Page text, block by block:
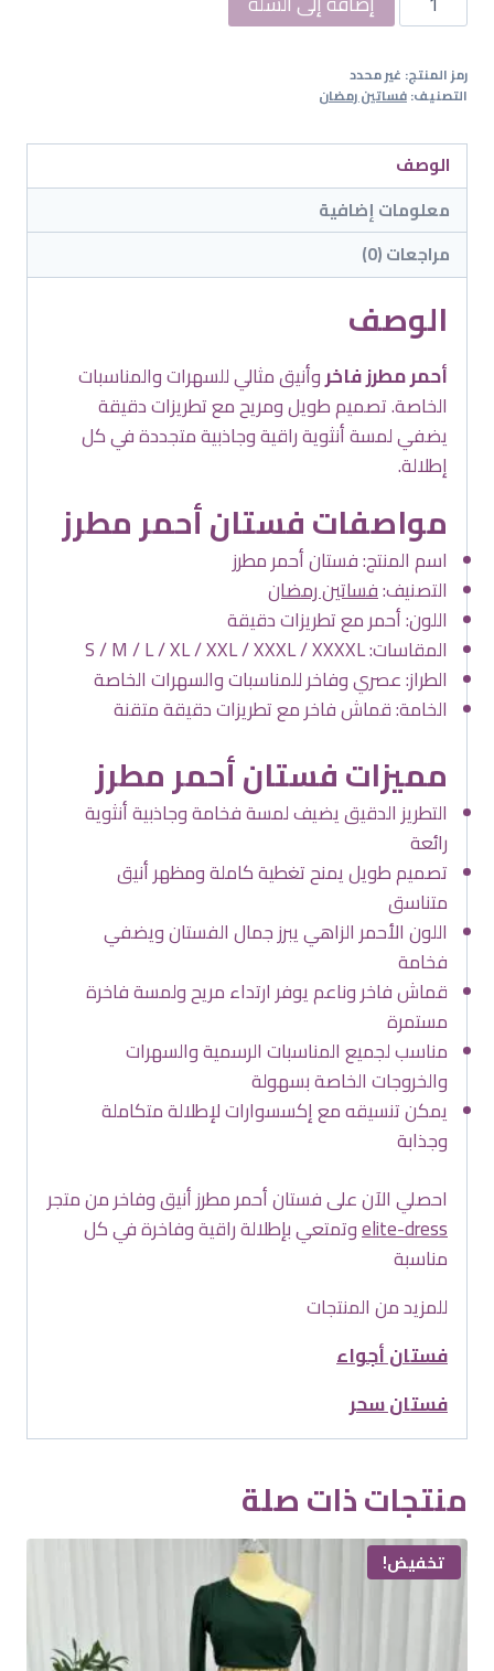
فستان
رمز المنتج: غير محدد
التصنيف:فساتين رمضان
الوصف
معلومات إضافية
مراجعات (0)
الوصف
أحمر مطرز فاخروأنيق مثالي للسهرات والمناسبات
الخاصة. تصميم طويل ومريح مع تطريزات دقيقة
يضفي لمسة أنثوية راقية وجاذبية متجددة في كل
إطلالة.
مواصفات فستان أحمر مطرز
اسم المنتج: فستان أحمر مطرز
التصنيف:فساتين رمضان
اللون: أحمر مع تطريزات دقيقة
المقاسات: S / M / L / XL / XXL / XXXL / XXXXL
الطراز: عصري وفاخر للمناسبات والسهرات الخاصة
الخامة: قماش فاخر مع تطريزات دقيقة متقنة
مميزات فستان أحمر مطرز
التطريز الدقيق يضيف لمسة فخامة وجاذبية أنثوية
رائعة
تصميم طويل يمنح تغطية كاملة ومظهر أنيق
متناسق
اللون الأحمر الزاهي يبرز جمال الفستان ويضفي
فخامة
قماش فاخر وناعم يوفر ارتداء مريح ولمسة فاخرة
مستمرة
مناسب لجميع المناسبات الرسمية والسهرات
والخروجات الخاصة بسهولة
يمكن تنسيقه مع إكسسوارات لإطلالة متكاملة
وجذابة
احصلي الآن على فستان أحمر مطرز أنيق وفاخر من متجر
elite-dressوتمتعي بإطلالة راقية وفاخرة في كل
مناسبة
للمزيد من المنتجات
فستان أجواء
فستان سحر
منتجات ذات صلة
تخفيض!